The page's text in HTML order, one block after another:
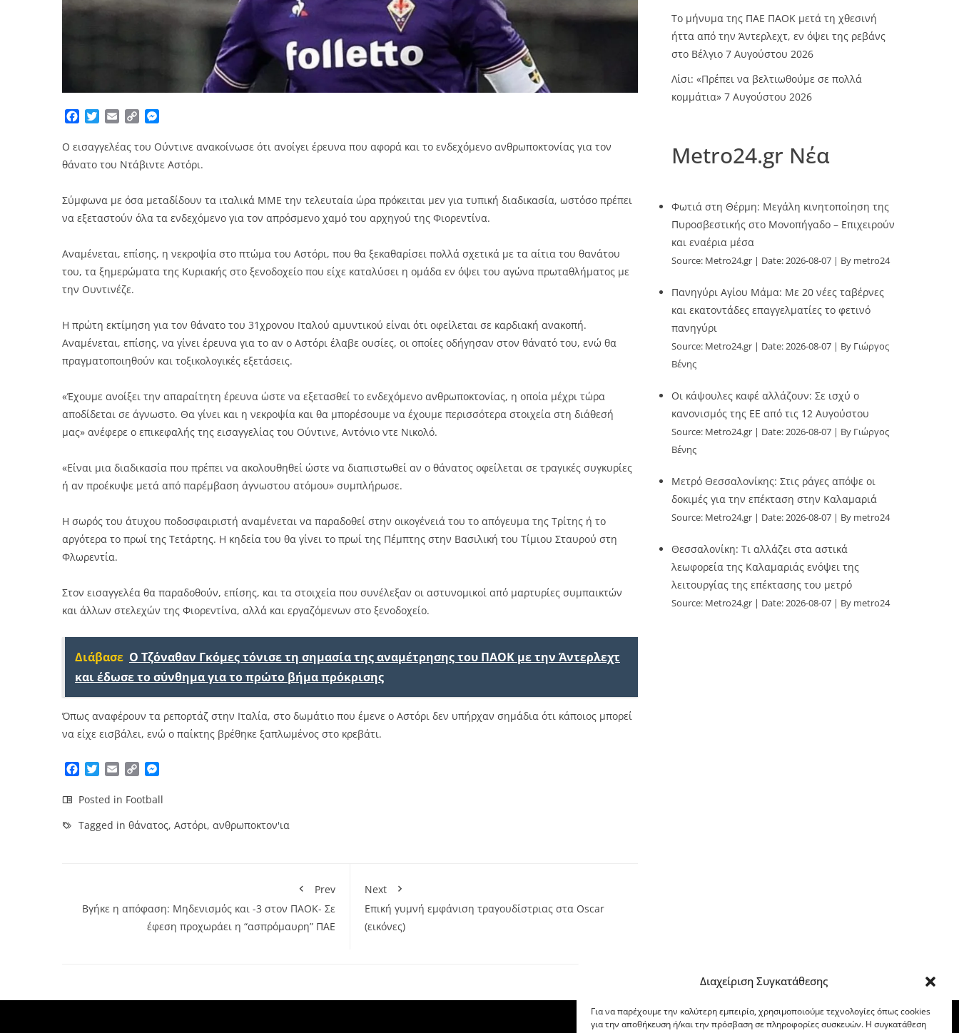
Διαχείριση Συγκατάθεσης
Για να παρέχουμε την καλύτερη εμπειρία, χρησιμοποιούμε τεχνολογίες όπως cookies
για την αποθήκευση ή/και την πρόσβαση σε πληροφορίες συσκευών. Η συγκατάθεση
Facebook
TwitterEmailCopy
Ο εισαγγελέας του Ούντινε ανακοίνωσε ότι ανοίγει έρευνα που αφορά και το ενδεχόμενο ανθρωποκτονίας για τον
θάνατο του Ντάβιντε Αστόρι.
Σύμφωνα με όσα μεταδίδουν τα ιταλικά ΜΜΕ την τελευταία ώρα πρόκειται μεν για τυπική διαδικασία, ωστόσο πρέπει
να εξεταστούν όλα τα ενδεχόμενο για τον απρόσμενο χαμό του αρχηγού της Φιορεντίνα.
Aναμένεται, επίσης, η νεκροψία στο πτώμα του Αστόρι, που θα ξεκαθαρίσει πολλά σχετικά με τα αίτια του θανάτου
του, τα ξημερώματα της Κυριακής στο ξενοδοχείο που είχε καταλύσει η ομάδα εν όψει του αγώνα πρωταθλήματος με
την Ουντινέζε.
Η πρώτη εκτίμηση για τον θάνατο του 31χρονου Ιταλού αμυντικού είναι ότι οφείλεται σε καρδιακή ανακοπή.
Αναμένεται, επίσης, να γίνει έρευνα για το αν ο Αστόρι έλαβε ουσίες, οι οποίες οδήγησαν στον θάνατό του, ενώ θα
πραγματοποιηθούν και τοξικολογικές εξετάσεις.
«Έχουμε ανοίξει την απαραίτητη έρευνα ώστε να εξετασθεί το ενδεχόμενο ανθρωποκτονίας, η οποία μέχρι τώρα
αποδίδεται σε άγνωστο. Θα γίνει και η νεκροψία και θα μπορέσουμε να έχουμε περισσότερα στοιχεία στη διάθεσή
μας» ανέφερε ο επικεφαλής της εισαγγελίας του Ούντινε, Αντόνιο ντε Νικολό.
«Είναι μια διαδικασία που πρέπει να ακολουθηθεί ώστε να διαπιστωθεί αν ο θάνατος οφείλεται σε τραγικές συγκυρίες
ή αν προέκυψε μετά από παρέμβαση άγνωστου ατόμου» συμπλήρωσε.
Η σωρός του άτυχου ποδοσφαιριστή αναμένεται να παραδοθεί στην οικογένειά του το απόγευμα της Τρίτης ή το
αργότερα το πρωί της Τετάρτης. Η κηδεία του θα γίνει το πρωί της Πέμπτης στην Βασιλική του Τίμιου Σταυρού στη
Φλωρεντία.
Στον εισαγγελέα θα παραδοθούν, επίσης, και τα στοιχεία που συνέλεξαν οι αστυνομικοί από μαρτυρίες συμπαικτών
και άλλων στελεχών της Φιορεντίνα, αλλά και εργαζόμενων στο ξενοδοχείο.
Διάβασε Ο Τζόναθαν Γκόμες τόνισε τη σημασία της αναμέτρησης του ΠΑΟΚ με την Άντερλεχτ
και έδωσε το σύνθημα για το πρώτο βήμα πρόκρισης
Όπως αναφέρουν τα ρεπορτάζ στην Ιταλία, στο δωμάτιο που έμενε ο Αστόρι δεν υπήρχαν σημάδια ότι κάποιος μπορεί
να είχε εισβάλει, ενώ ο παίκτης βρέθηκε ξαπλωμένος στο κρεβάτι.
Facebook
TwitterEmailCopy
Posted in Football
Tagged in θάνατος, Αστόρι, ανθρωποκτον'ια
Prev
Βγήκε η απόφαση: Μηδενισμός και -3 στον ΠΑΟΚ- Σε
έφεση προχωράει η “ασπρόμαυρη” ΠΑΕ
Next
Eπική γυμνή εμφάνιση τραγουδίστριας στα Oscar
(εικόνες)
Το μήνυμα της ΠΑΕ ΠΑΟΚ μετά τη χθεσινή
ήττα από την Άντερλεχτ, εν όψει της ρεβάνς
στο Βέλγιο 7 Αυγούστου 2026
Λίσι: «Πρέπει να βελτιωθούμε σε πολλά
κομμάτια» 7 Αυγούστου 2026
Metro24.gr Νέα
Φωτιά στη Θέρμη: Μεγάλη κινητοποίηση της
Πυροσβεστικής στο Μονοπήγαδο – Επιχειρούν
και εναέρια μέσα
Source: Metro24.gr Date: 2026-08-07 By metro24
Πανηγύρι Αγίου Μάμα: Με 20 νέες ταβέρνες
και εκατοντάδες επαγγελματίες το φετινό
πανηγύρι
Source: Metro24.gr Date: 2026-08-07
By Γιώργος
Βένης
Οι κάψουλες καφέ αλλάζουν: Σε ισχύ ο
κανονισμός της ΕΕ από τις 12 Αυγούστου
Source: Metro24.gr Date: 2026-08-07
By Γιώργος
Βένης
Μετρό Θεσσαλονίκης: Στις ράγες απόψε οι
δοκιμές για την επέκταση στην Καλαμαριά
Source: Metro24.gr Date: 2026-08-07 By metro24
Θεσσαλονίκη: Τι αλλάζει στα αστικά
λεωφορεία της Καλαμαριάς ενόψει της
λειτουργίας της επέκτασης του μετρό
Source: Metro24.gr Date: 2026-08-07 By metro24